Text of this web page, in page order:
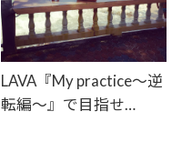
LAVA『My practice〜逆
転編〜』で目指せ…